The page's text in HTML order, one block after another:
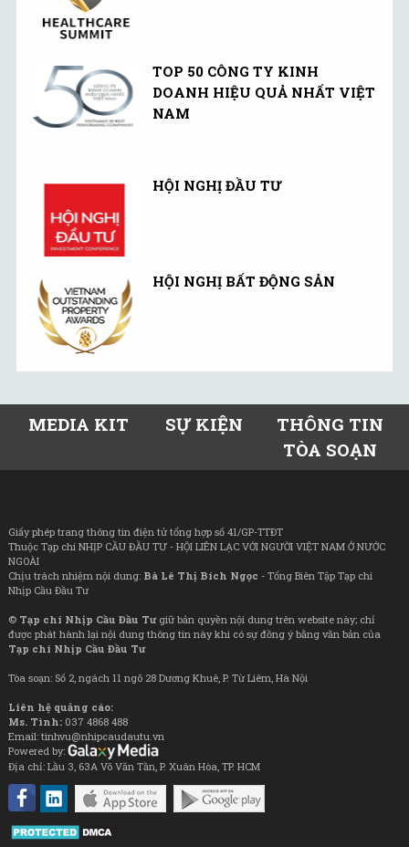
TOP 50 CÔNG TY KINH
DOANH HIỆU QUẢ NHẤT VIỆT
NAM
HỘI NGHỊ ĐẦU TƯ
HỘI NGHỊ BẤT ĐỘNG SẢN
MEDIA KIT SỰ KIỆN
THÔNG TIN
TÒA SOẠN
Giấy phép trang thông tin điện tử tổng hợp số 41/GP-TTĐT
Thuộc Tạp chí NHỊP CẦU ĐẦU TƯ - HỘI LIÊN LẠC VỚI NGƯỜI VIỆT NAM Ở NƯỚC
NGOÀI
Chịu trách nhiệm nội dung: Bà Lê Thị Bích Ngọc - Tổng Biên Tập Tạp chí
Nhịp Cầu Đầu Tư
© Tạp chí Nhịp Cầu Đầu Tưgiữ bản quyền nội dung trên website này; chỉ
được phát hành lại nội dung thông tin này khi có sự đồng ý bằng văn bản của
Tạp chí Nhịp Cầu Đầu Tư
Tòa soạn: Số 2, ngách 11 ngõ 28 Dương Khuê, P. Từ Liêm, Hà Nội
Liên hệ quảng cáo:
Ms. Tình: 037 4868 488
Email: tinhvu@nhipcaudautu.vn
Powered by:
Địa chỉ: Lầu 3, 63A Võ Văn Tần, P. Xuân Hòa, TP. HCM